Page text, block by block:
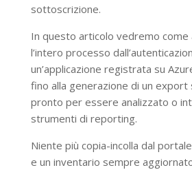
sottoscrizione.
In questo articolo vedremo
l’intero processo
un’applicazione registrata su
fino alla generazione di un
pronto per essere analizzato o
strumenti di reporting.
Niente più copia-incolla dal
e un inventario sempre